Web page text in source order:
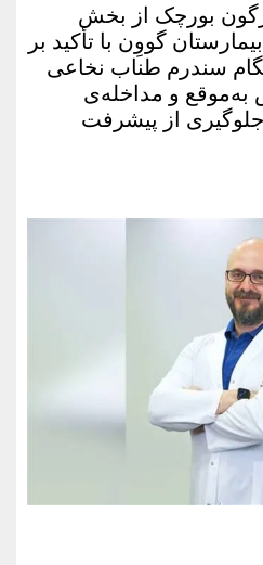
بورچک از بخش
گووِن با تأکید بر
سندرم طناب نخاعی
و مداخله‌ی
از پیشرفت